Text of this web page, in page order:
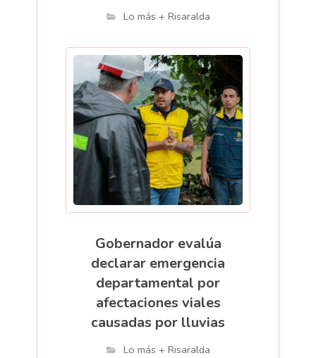
Lo más + Risaralda
Gobernador evalúa
declarar emergencia
departamental por
afectaciones viales
causadas por lluvias
Lo más + Risaralda